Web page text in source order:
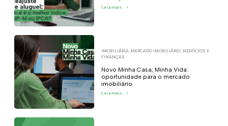
Leia mais >
Novo Minha Casa, Minha Vida:
oportunidade para o mercado
imobiliário
IMOBILIÁRIA,MERCADO IMOBILIÁRIO,NEGÓCIOS E
FINANÇAS
Leia mais >